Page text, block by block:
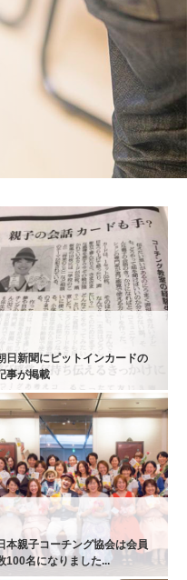
日新聞にピットインカードの
事が掲載
本親子コーチング協会は会員
100名になりました...